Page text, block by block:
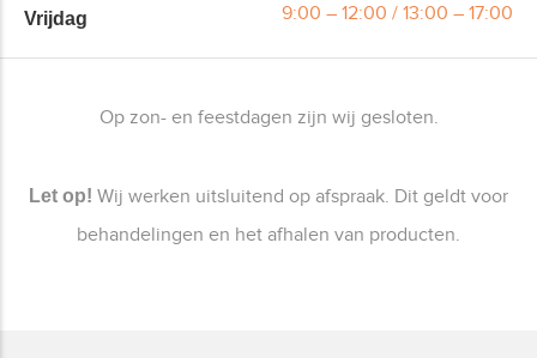
Vrijdag 9:00 – 12:00 / 13:00 – 17:00
Op zon- en feestdagen zijn wij gesloten.
Let op! Wij werken uitsluitend op afspraak. Dit geldt voor
behandelingen en het afhalen van producten.